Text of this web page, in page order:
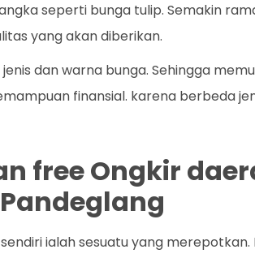
seperti bunga tulip. Semakin
yang akan diberikan.
dan warna bunga. Sehingga
finansial. karena berbeda
free Ongkir
ialah sesuatu yang merepotkan.